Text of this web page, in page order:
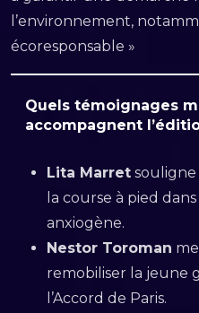
l’environnement,
écoresponsable »
Quels témoignages
accompagnent
Lita Marret souligne
la course à pied
anxiogène.
Nestor Toroman
remobiliser la jeune
l’Accord de Paris.